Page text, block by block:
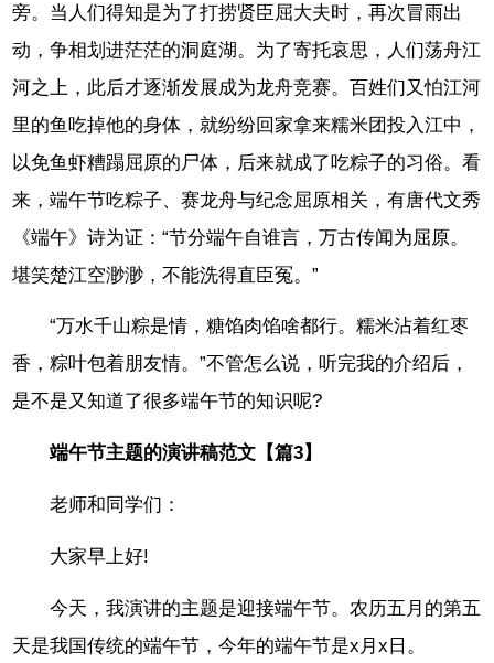
旁。当人们得知是为了打捞贤臣屈大夫时，再次冒雨出
动，争相划进茫茫的洞庭湖。为了寄托哀思，人们荡舟江
河之上，此后才逐渐发展成为龙舟竞赛。百姓们又怕江河
里的鱼吃掉他的身体，就纷纷回家拿来糯米团投入江中，
以免鱼虾糟蹋屈原的尸体，后来就成了吃粽子的习俗。看
来，端午节吃粽子、赛龙舟与纪念屈原相关，有唐代文秀
《端午》诗为证：“节分端午自谁言，万古传闻为屈原。
堪笑楚江空渺渺，不能洗得直臣冤。”
“万水千山粽是情，糖馅肉馅啥都行。糯米沾着红枣
香，粽叶包着朋友情。”不管怎么说，听完我的介绍后，
是不是又知道了很多端午节的知识呢?
端午节主题的演讲稿范文【篇3】
老师和同学们：
大家早上好!
今天，我演讲的主题是迎接端午节。农历五月的第五
天是我国传统的端午节，今年的端午节是x月x日。